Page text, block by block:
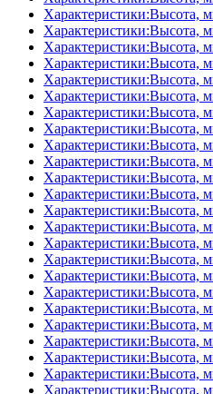
Характеристики:Высота,
Характеристики:Высота,
Характеристики:Высота,
Характеристики:Высота,
Характеристики:Высота,
Характеристики:Высота,
Характеристики:Высота,
Характеристики:Высота,
Характеристики:Высота,
Характеристики:Высота,
Характеристики:Высота,
Характеристики:Высота,
Характеристики:Высота,
Характеристики:Высота,
Характеристики:Высота,
Характеристики:Высота,
Характеристики:Высота,
Характеристики:Высота,
Характеристики:Высота,
Характеристики:Высота,
Характеристики:Высота,
Характеристики:Высота,
Характеристики:Высота,
Характеристики:Высота,